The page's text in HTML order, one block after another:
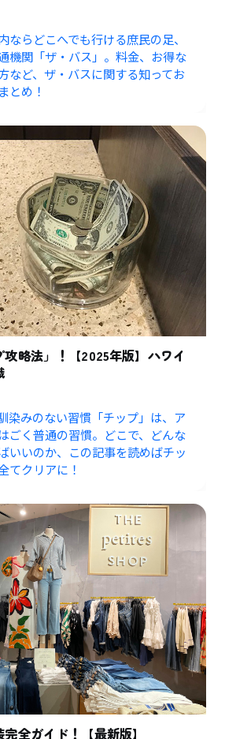
ならどこへでも行ける庶民の足、
機関「ザ・バス」。料金、お得な
など、ザ・バスに関する知ってお
とめ！
略法」！【2025年版】ハワイ
染みのない習慣「チップ」は、ア
ごく普通の習慣。どこで、どんな
いいのか、この記事を読めばチッ
てクリアに！
全ガイド！【最新版】